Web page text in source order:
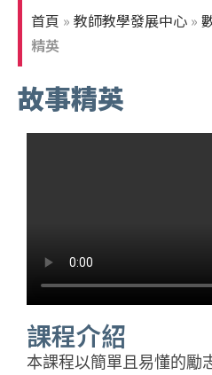
108-110年度
首頁 » 教師教學發展中心 »
精英
故事精英
課程介紹
本課程以簡單且易懂的勵